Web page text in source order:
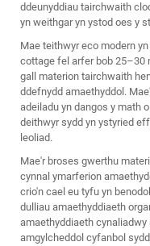
ddeunyddiau tairchwaith
yn weithgar yn ystod oes y
Mae teithwyr eco modern
cottage fel arfer bob 25–30
gall materion tairchwaith
ddefnydd amaethyddol.
adeiladu yn dangos y math
deithwyr sydd yn ystyried
leoliad.
Mae'r broses gwerthu
cynnal ymarferion
crio'n cael eu tyfu yn
dulliau amaethyddiaeth
amaethyddiaeth
amgylcheddol cyfanbol